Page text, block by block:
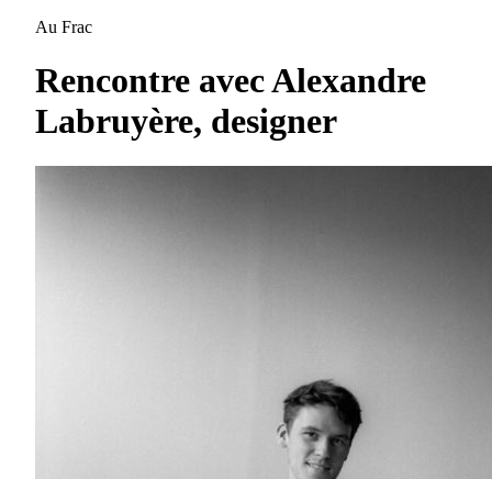
Au Frac
Rencontre avec Alexandre
Labruyère, designer